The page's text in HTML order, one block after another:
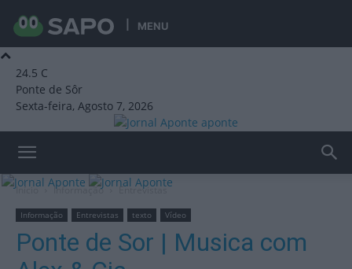
MENU
24.5 C
Ponte de Sôr
Sexta-feira, Agosto 7, 2026
aponte
Início Informação Entrevistas
Informação Entrevistas texto Vídeo
Ponte de Sor | Musica com